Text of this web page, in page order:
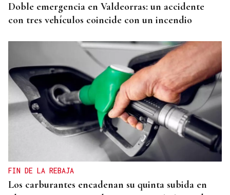
Doble emergencia en Valdeorras: un accidente
con tres vehículos coincide con un incendio
FIN DE LA REBAJA
Los carburantes encadenan su quinta subida en